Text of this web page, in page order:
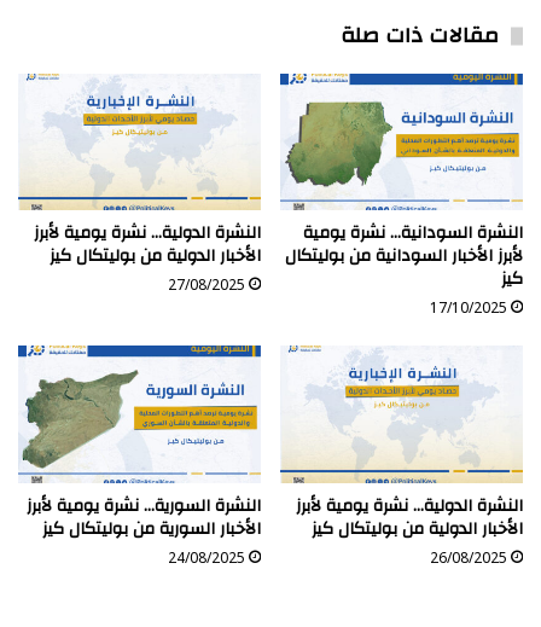
مقالات ذات صلة
النشرة السودانية… نشرة يومية
لأبرز الأخبار السودانية من بوليتكال
كيز
17/10/2025
النشرة الدولية… نشرة يومية لأبرز
الأخبار الدولية من بوليتكال كيز
27/08/2025
النشرة الدولية… نشرة يومية لأبرز
الأخبار الدولية من بوليتكال كيز
26/08/2025
النشرة السورية… نشرة يومية لأبرز
الأخبار السورية من بوليتكال كيز
24/08/2025